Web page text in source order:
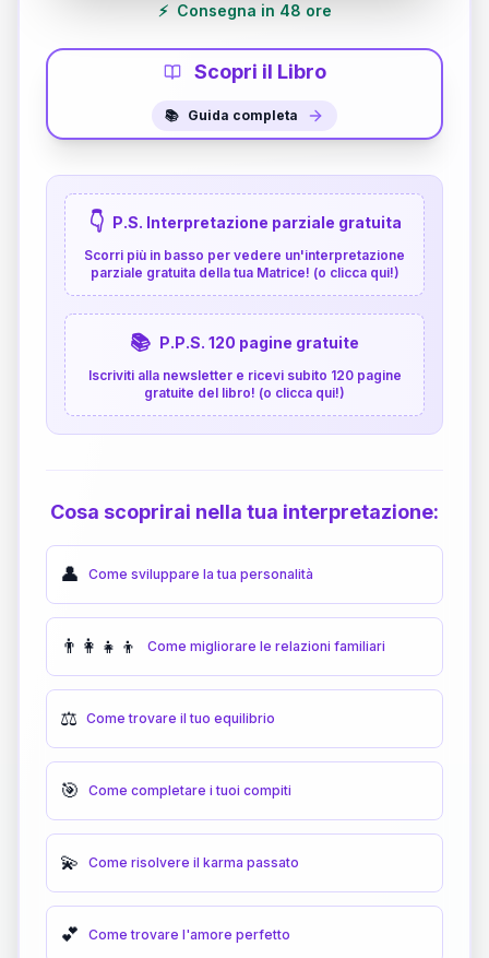
⚡ Consegna in 48 ore
Scopri il Libro
📚 Guida completa
👇 P.S. Interpretazione parziale gratuita
Scorri più in basso per vedere un'interpretazione
parziale gratuita della tua Matrice! (o clicca qui!)
📚 P.P.S. 120 pagine gratuite
Iscriviti alla newsletter e ricevi subito 120 pagine
gratuite del libro! (o clicca qui!)
Cosa scoprirai nella tua interpretazione:
👤 Come sviluppare la tua personalità
👨‍👩‍👧‍👦 Come migliorare le relazioni familiari
⚖️ Come trovare il tuo equilibrio
🎯 Come completare i tuoi compiti
💫 Come risolvere il karma passato
💕 Come trovare l'amore perfetto